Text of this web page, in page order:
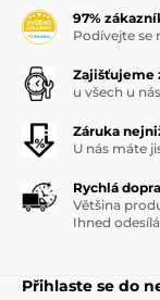
97%
Podívejte se
Zajišťujeme
u všech u
Záruka
U nás máte
Rychlá
Většina
Ihned
Přihlaste se do